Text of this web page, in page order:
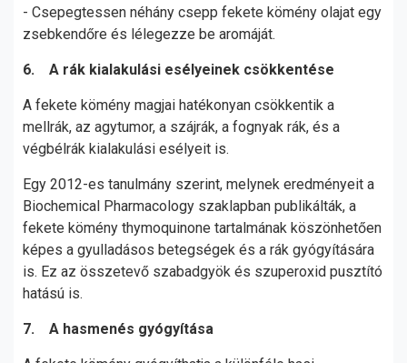
- Csepegtessen néhány csepp fekete kömény olajat egy
zsebkendőre és lélegezze be aromáját.
6. A rák kialakulási esélyeinek csökkentése
A fekete kömény magjai hatékonyan csökkentik a
mellrák, az agytumor, a szájrák, a fognyak rák, és a
végbélrák kialakulási esélyeit is.
Egy 2012-es tanulmány szerint, melynek eredményeit a
Biochemical Pharmacology szaklapban publikálták, a
fekete kömény thymoquinone tartalmának köszönhetően
képes a gyulladásos betegségek és a rák gyógyítására
is. Ez az összetevő szabadgyök és szuperoxid pusztító
hatású is.
7. A hasmenés gyógyítása